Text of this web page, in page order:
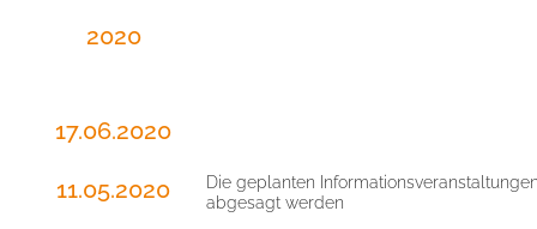
2020
17.06.2020
11.05.2020
Die geplanten
abgesagt werden